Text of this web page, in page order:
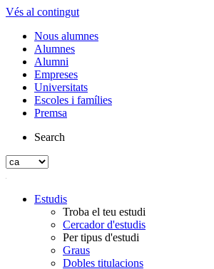
Vés al contingut
Nous alumnes
Alumnes
Alumni
Empreses
Universitats
Escoles i famílies
Premsa
Search
Estudis
Troba el teu estudi
Cercador d'estudis
Per tipus d'estudi
Graus
Dobles titulacions